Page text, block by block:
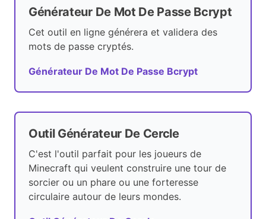
Générateur De Mot De Passe Bcrypt
Cet outil en ligne générera et validera des
mots de passe cryptés.
Générateur De Mot De Passe Bcrypt
Outil Générateur De Cercle
C'est l'outil parfait pour les joueurs de
Minecraft qui veulent construire une tour de
sorcier ou un phare ou une forteresse
circulaire autour de leurs mondes.